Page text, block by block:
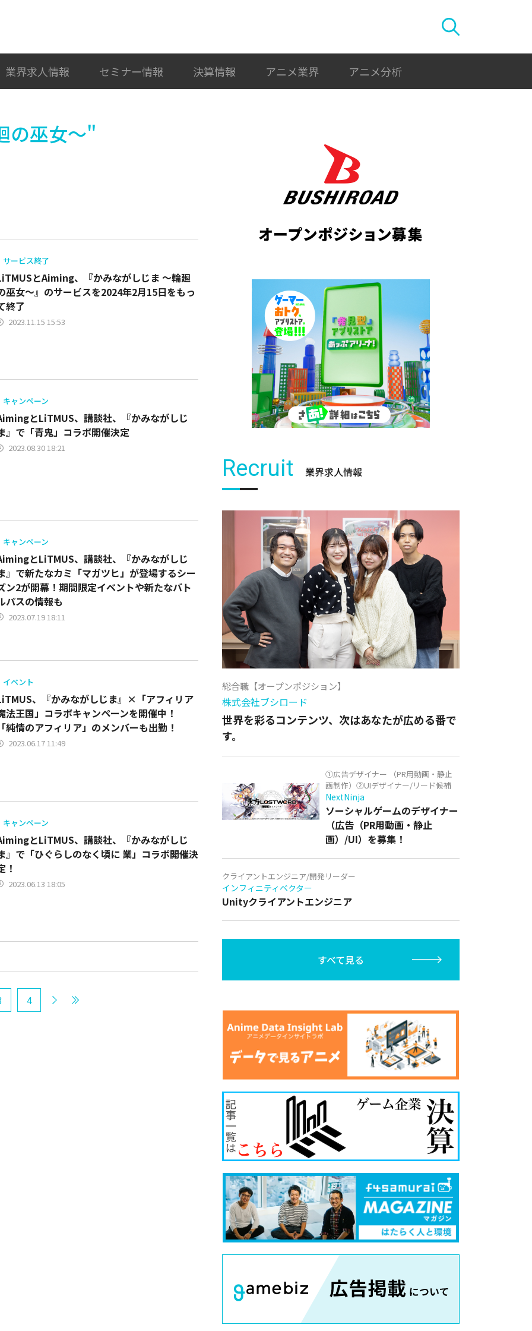
業界求人情報 セミナー情報 決算情報 アニメ業界 アニメ分析
の巫女～"
サービス終了
とAiming、『かみながしじま ～輪廻
巫女～』のサービスを2024年2月15日をもっ
終了
2023.11.15 15:53
キャンペーン
とLiTMUS、講談社、『かみながしじ
』で「青鬼」コラボ開催決定
2023.08.30 18:21
キャンペーン
とLiTMUS、講談社、『かみながしじ
』で新たなカミ「マガツヒ」が登場するシー
ン2が開幕！期間限定イベントや新たなバト
パスの情報も
2023.07.19 18:11
イベント
、『かみながしじま』×「アフィリア
法王国」コラボキャンペーンを開催中！
純情のアフィリア」のメンバーも出勤！
2023.06.17 11:49
キャンペーン
とLiTMUS、講談社、『かみながしじ
』で「ひぐらしのなく頃に 業」コラボ開催決
！
2023.06.13 18:05
4
Recruit 業界求人情報
総合職【オープンポジション】
株式会社ブシロード
世界を彩るコンテンツ、次はあなたが広める番で
す。
①広告デザイナー （PR用動画・静止
画制作）②UIデザイナー/リード候補
NextNinja
ソーシャルゲームのデザイナー
（広告（PR用動画・静止
画）/UI）を募集！
クライアントエンジニア/開発リーダー
インフィニティベクター
Unityクライアントエンジニア
すべて見る